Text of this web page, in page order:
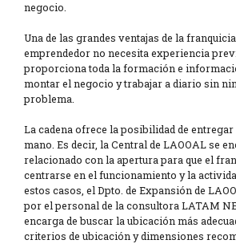
negocio.
Una de las grandes ventajas de la
emprendedor no necesita experiencia
proporciona toda la formación e
montar el negocio y trabajar a diario sin
problema.
La cadena ofrece la posibilidad de
mano. Es decir, la Central de LAOOAL se
relacionado con la apertura para que el
centrarse en el funcionamiento y la
estos casos, el Dpto. de Expansión de
por el personal de la consultora LATAM
encarga de buscar la ubicación más
criterios de ubicación y dimensiones